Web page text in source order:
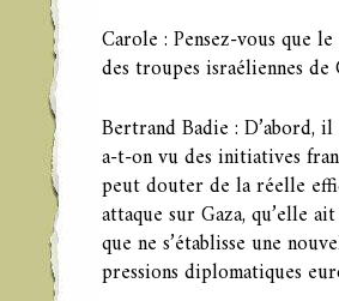
Carole : Pensez-vous que
des troupes israéliennes de
Bertrand Badie : D’abord,
a-t-on vu des initiatives
peut douter de la réelle
attaque sur Gaza, qu’elle
que ne s’établisse une
pressions diplomatiques